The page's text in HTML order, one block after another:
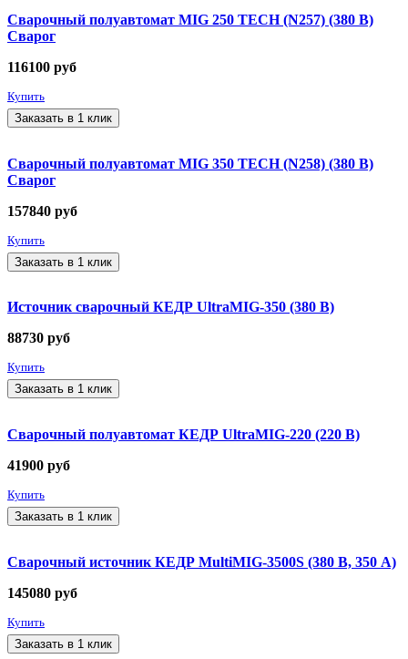
Сварочный полуавтомат MIG 250 TECH (N257) (380 В)
Сварог
116100 руб
Купить
Заказать в 1 клик
Сварочный полуавтомат MIG 350 TECH (N258) (380 В)
Сварог
157840 руб
Купить
Заказать в 1 клик
Источник сварочный КЕДР UltraMIG-350 (380 В)
88730 руб
Купить
Заказать в 1 клик
Сварочный полуавтомат КЕДР UltraMIG-220 (220 В)
41900 руб
Купить
Заказать в 1 клик
Сварочный источник КЕДР MultiMIG-3500S (380 В, 350 А)
145080 руб
Купить
Заказать в 1 клик